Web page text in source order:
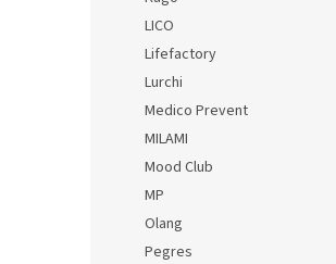
LICO
Lifefactory
Lurchi
Medico Prevent
MILAMI
Mood Club
MP
Olang
Pegres